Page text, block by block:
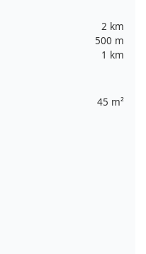
2 km
500 m
1 km
45 m²